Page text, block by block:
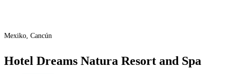
Mexiko, Cancún
Hotel Dreams Natura Resort and Spa